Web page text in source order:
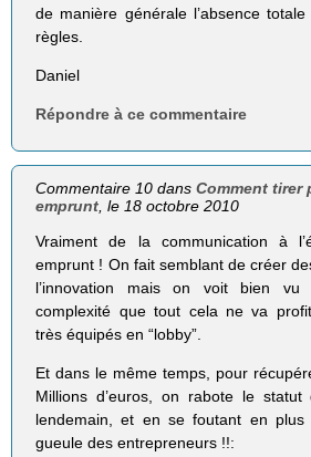
de manière générale l’absence
règles.
Daniel
Répondre à ce commentaire
Commentaire 10 dansComment tirer
emprunt, le 18 octobre 2010
Vraiment de la communication à
emprunt ! On fait semblant de créer
l’innovation mais on voit bien
complexité que tout cela ne va
très équipés en “lobby”.
Et dans le même temps, pour
Millions d’euros, on rabote le
lendemain, et en se foutant en plus
gueule des entrepreneurs !!: